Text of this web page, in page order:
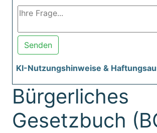
Senden
KI-Nutzungshinweise &
Bürgerliches
Gesetzbuch